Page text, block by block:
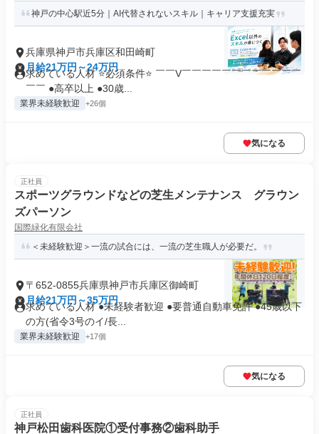
神戸の中心駅近5分｜AI代替されないスキル｜キャリア支援充実
兵庫県神戸市兵庫区和田崎町
月給21万円～24万円
求めている人材 ⭐必須条件⭐ ￣￣V￣￣￣￣￣￣￣￣￣￣￣￣
￣￣ ●高卒以上 ●30歳...
業界未経験歓迎 +26個
気になる
正社員
スポーツグラウンドなどの芝生メンテナンス グラウン
ズパーソン
国際緑化有限会社
＜未経験歓迎＞一流の試合には、一流の芝生職人が必要だ。
〒652-0855兵庫県神戸市兵庫区御崎町
月給21万円～35万円
求めている人材 ●未経験者歓迎 ●要普通自動車免許 ●45歳以下
の方(省令3号のイ/長...
業界未経験歓迎 +17個
気になる
正社員
神戸松田歯科医院①受付事務②歯科助手